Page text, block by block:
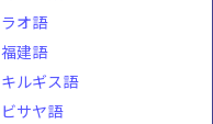
ラオ語
福建語
キルギス語
ビサヤ語